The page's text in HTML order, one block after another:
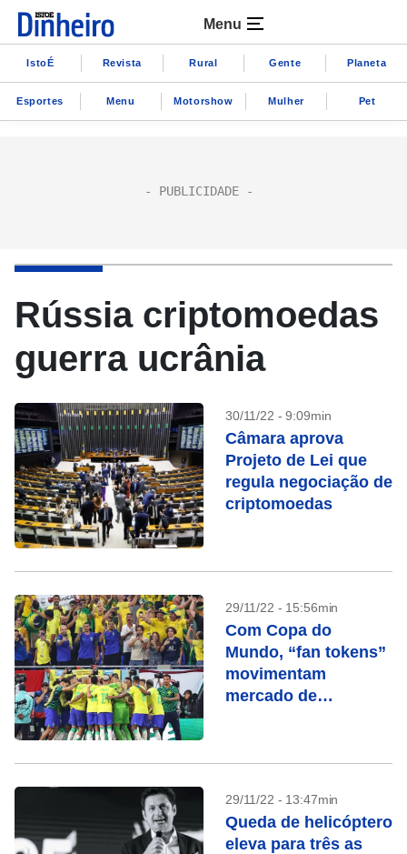
Menu
IstoÉ Revista Rural Gente Planeta
Esportes Menu Motorshow Mulher Pet
Rússia criptomoedas
guerra ucrânia
30/11/22 - 9:09min
Câmara aprova
Projeto de Lei que
regula negociação de
criptomoedas
29/11/22 - 15:56min
Com Copa do
Mundo, “fan tokens”
movimentam
mercado de
29/11/22 - 13:47min
Queda de helicóptero
eleva para três as